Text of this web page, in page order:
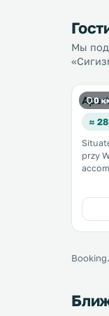
Мы
0
≈
przy
area,
and a.